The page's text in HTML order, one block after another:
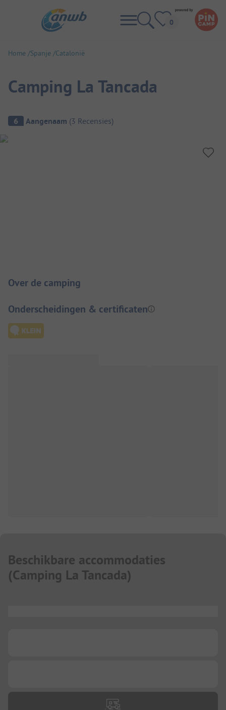
Home Spanje Catalonië
Camping La Tancada
Camping overzicht
6 Aangenaam (3 Recensies)
Over de camping
Onderscheidingen & certificaten
Beschikbare accommodaties
(Camping La Tancada)